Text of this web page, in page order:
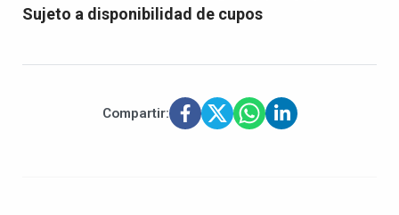
Sujeto a disponibilidad de cupos
Compartir: